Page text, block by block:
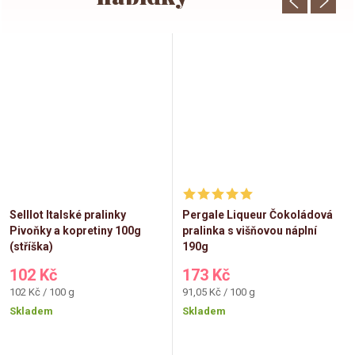
Selllot Italské pralinky
Pivoňky a kopretiny 100g
(stříška)
102 Kč
Měrná
cena:
102 Kč / 100 g
Skladem
Pergale Liqueur Čokoládová
pralinka s višňovou náplní
190g
173 Kč
Měrná
cena:
91,05 Kč / 100 g
Skladem